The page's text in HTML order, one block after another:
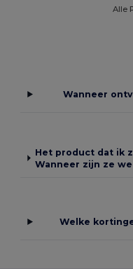
Alle
Wanneer
Het product dat ik
Wanneer zijn ze
Welke